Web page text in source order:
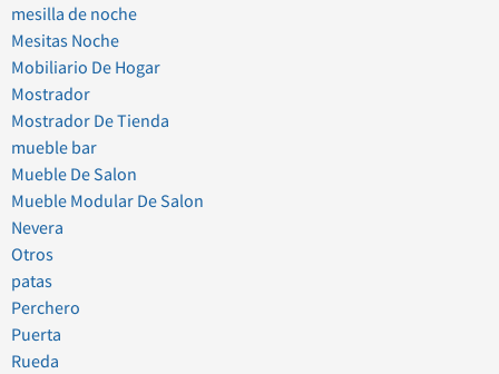
mesilla de noche
Mesitas Noche
Mobiliario De Hogar
Mostrador
Mostrador De Tienda
mueble bar
Mueble De Salon
Mueble Modular De Salon
Nevera
Otros
patas
Perchero
Puerta
Rueda